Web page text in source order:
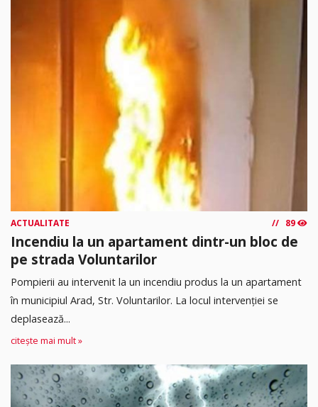
ACTUALITATE 89
Incendiu la un apartament dintr-un bloc de
pe strada Voluntarilor
Pompierii au intervenit la un incendiu produs la un apartament
în municipiul Arad, Str. Voluntarilor. La locul intervenției se
deplasează...
citește mai mult »